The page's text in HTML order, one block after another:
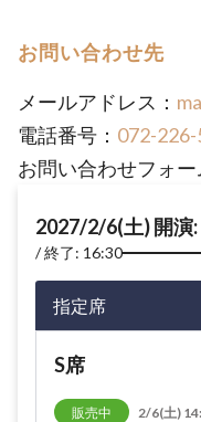
お問い合わせ先
メールアドレス：
電話番号： 072-
お問い合わせフォー
2027/2/6(土) 開演:
終了: 16:30
指定席
S席
販売中 2/6(土)